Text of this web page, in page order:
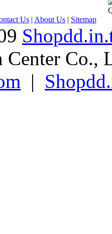
Us | About Us | Sitemap
Center Co.,
|